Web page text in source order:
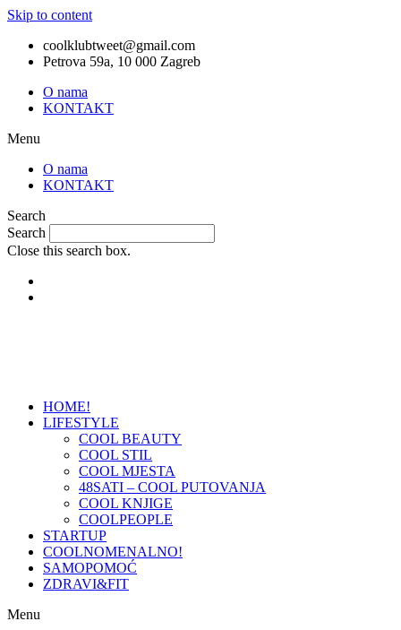
Skip to content
coolklubtweet@gmail.com
Petrova 59a, 10 000 Zagreb
O nama
KONTAKT
Menu
O nama
KONTAKT
Search
Search
Close this search box.
HOME!
LIFESTYLE
COOL BEAUTY
COOL STIL
COOL MJESTA
48SATI – COOL PUTOVANJA
COOL KNJIGE
COOLPEOPLE
STARTUP
COOLNOMENALNO!
SAMOPOMOĆ
ZDRAVI&FIT
Menu